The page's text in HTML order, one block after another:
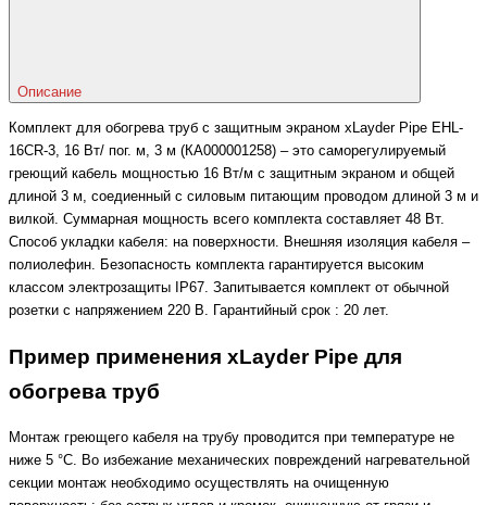
Описание
Комплект для обогрева труб с защитным экраном xLayder Pipe EHL-
16CR-3, 16 Вт/ пог. м, 3 м (КА000001258) – это саморегулируемый
греющий кабель мощностью 16 Вт/м с защитным экраном и общей
длиной 3 м, соедиенный с силовым питающим проводом длиной 3 м и
вилкой. Суммарная мощность всего комплекта составляет 48 Вт.
Способ укладки кабеля: на поверхности. Внешняя изоляция кабеля –
полиолефин. Безопасность комплекта гарантируется высоким
классом электрозащиты IP67. Запитывается комплект от обычной
розетки с напряжением 220 В. Гарантийный срок : 20 лет.
Пример применения xLayder Pipe для
обогрева труб
Монтаж греющего кабеля на трубу проводится при температуре не
ниже 5 °С. Во избежание механических повреждений нагревательной
секции монтаж необходимо осуществлять на очищенную